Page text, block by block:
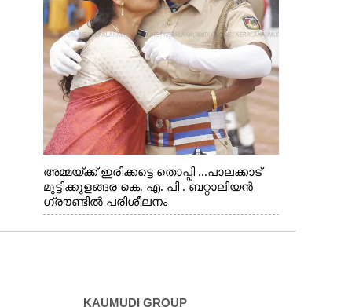
അമ്മയ്ക്ക് ഇരിക്കട്ടെ തൊപ്പി ...പാലക്കാട്
മുട്ടിക്കുളങ്ങര കെ. എ. പി . ബറ്റാലിയൻ
ഗ്രൗണ്ടിൽ പരിശീലനം
KAUMUDI GROUP